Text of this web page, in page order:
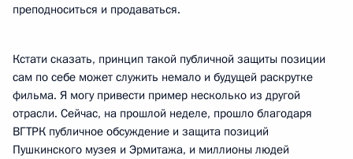
преподноситься и продаваться.
Кстати сказать, принцип такой публичной защиты позиции
сам по себе может служить немало и будущей раскрутке
фильма. Я могу привести пример несколько из другой
отрасли. Сейчас, на прошлой неделе, прошло благодаря
ВГТРК публичное обсуждение и защита позиций
Пушкинского музея и Эрмитажа, и миллионы людей